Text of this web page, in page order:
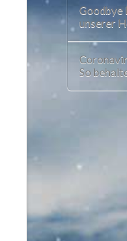
Goodbye
unserer
So